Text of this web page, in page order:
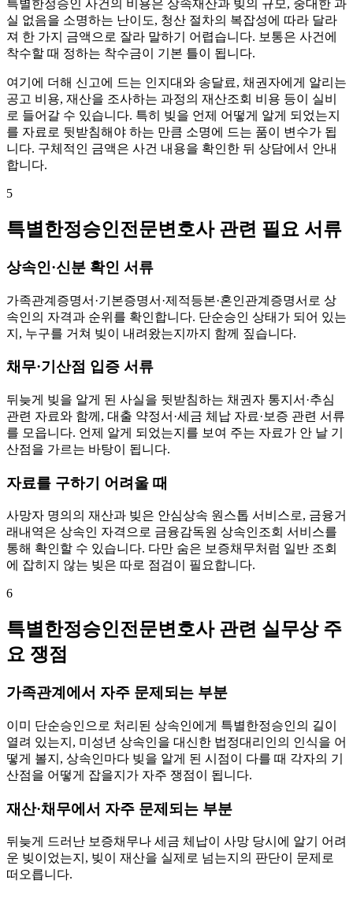
특별한정승인 사건의 비용은 상속재산과 빚의 규모, 중대한 과
실 없음을 소명하는 난이도, 청산 절차의 복잡성에 따라 달라
져 한 가지 금액으로 잘라 말하기 어렵습니다. 보통은 사건에
착수할 때 정하는 착수금이 기본 틀이 됩니다.
여기에 더해 신고에 드는 인지대와 송달료, 채권자에게 알리는
공고 비용, 재산을 조사하는 과정의 재산조회 비용 등이 실비
로 들어갈 수 있습니다. 특히 빚을 언제 어떻게 알게 되었는지
를 자료로 뒷받침해야 하는 만큼 소명에 드는 품이 변수가 됩
니다. 구체적인 금액은 사건 내용을 확인한 뒤 상담에서 안내
합니다.
5
특별한정승인전문변호사 관련 필요 서류
상속인·신분 확인 서류
가족관계증명서·기본증명서·제적등본·혼인관계증명서로 상
속인의 자격과 순위를 확인합니다. 단순승인 상태가 되어 있는
지, 누구를 거쳐 빚이 내려왔는지까지 함께 짚습니다.
채무·기산점 입증 서류
뒤늦게 빚을 알게 된 사실을 뒷받침하는 채권자 통지서·추심
관련 자료와 함께, 대출 약정서·세금 체납 자료·보증 관련 서류
를 모읍니다. 언제 알게 되었는지를 보여 주는 자료가 안 날 기
산점을 가르는 바탕이 됩니다.
자료를 구하기 어려울 때
사망자 명의의 재산과 빚은 안심상속 원스톱 서비스로, 금융거
래내역은 상속인 자격으로 금융감독원 상속인조회 서비스를
통해 확인할 수 있습니다. 다만 숨은 보증채무처럼 일반 조회
에 잡히지 않는 빚은 따로 점검이 필요합니다.
6
특별한정승인전문변호사 관련 실무상 주
요 쟁점
가족관계에서 자주 문제되는 부분
이미 단순승인으로 처리된 상속인에게 특별한정승인의 길이
열려 있는지, 미성년 상속인을 대신한 법정대리인의 인식을 어
떻게 볼지, 상속인마다 빚을 알게 된 시점이 다를 때 각자의 기
산점을 어떻게 잡을지가 자주 쟁점이 됩니다.
재산·채무에서 자주 문제되는 부분
뒤늦게 드러난 보증채무나 세금 체납이 사망 당시에 알기 어려
운 빚이었는지, 빚이 재산을 실제로 넘는지의 판단이 문제로
떠오릅니다.